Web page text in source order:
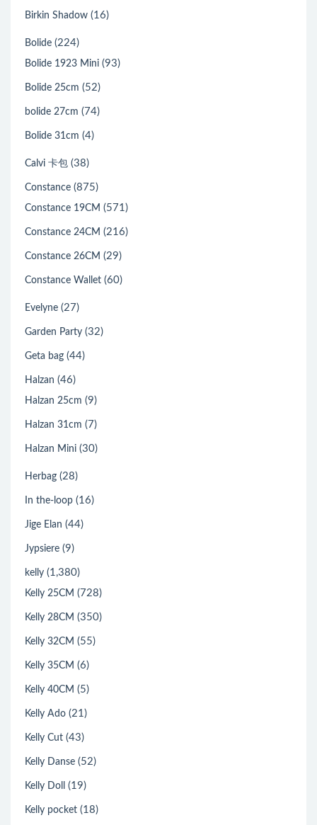
Birkin Shadow (16)
Bolide (224)
Bolide 1923 Mini (93)
Bolide 25cm (52)
bolide 27cm (74)
Bolide 31cm (4)
Calvi 卡包 (38)
Constance (875)
Constance 19CM (571)
Constance 24CM (216)
Constance 26CM (29)
Constance Wallet (60)
Evelyne (27)
Garden Party (32)
Geta bag (44)
Halzan (46)
Halzan 25cm (9)
Halzan 31cm (7)
Halzan Mini (30)
Herbag (28)
In the-loop (16)
Jige Elan (44)
Jypsiere (9)
kelly (1,380)
Kelly 25CM (728)
Kelly 28CM (350)
Kelly 32CM (55)
Kelly 35CM (6)
Kelly 40CM (5)
Kelly Ado (21)
Kelly Cut (43)
Kelly Danse (52)
Kelly Doll (19)
Kelly pocket (18)